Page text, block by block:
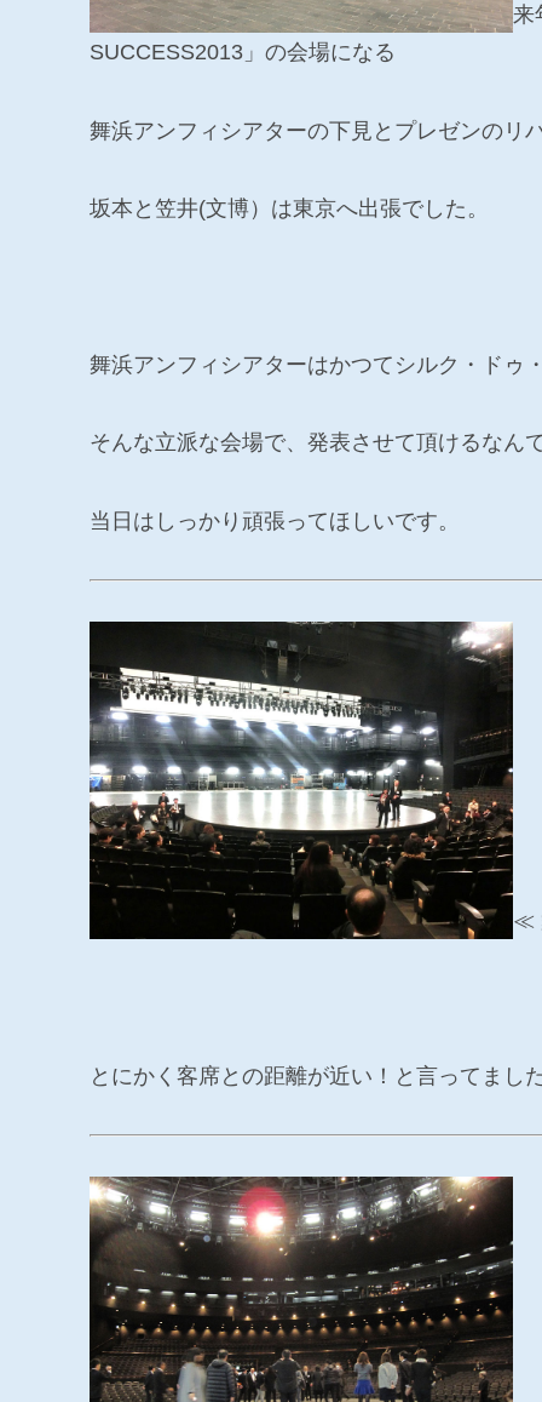
来
SUCCESS2013」の会場になる
舞浜アンフィシアターの下見とプレゼンのリ
坂本と笠井(文博）は東京へ出張でした。
舞浜アンフィシアターはかつてシルク・ドゥ
そんな立派な会場で、発表させて頂けるなん
当日はしっかり頑張ってほしいです。
≪
とにかく客席との距離が近い！と言ってまし